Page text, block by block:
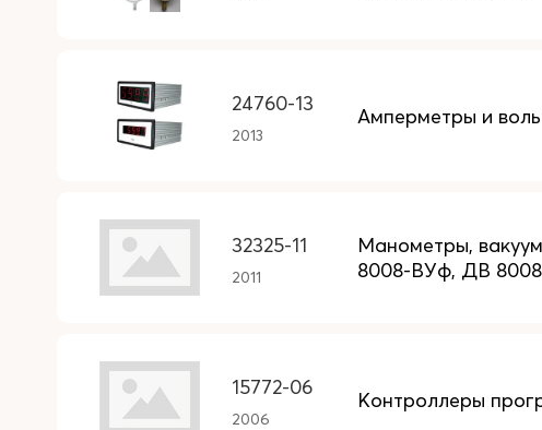
24760-13
2013
Амперметры и
32325-11
2011
Манометры,
8008-ВУф, ДВ
15772-06
2006
Контроллеры